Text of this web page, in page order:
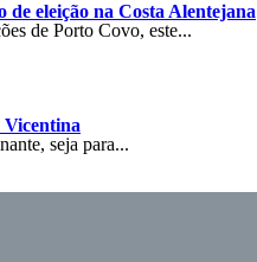
de eleição na Costa Alentejana
de Porto Covo, este...
Vicentina
seja para...